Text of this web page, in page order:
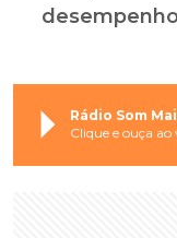
Rádio Som
Clique e ouça ao